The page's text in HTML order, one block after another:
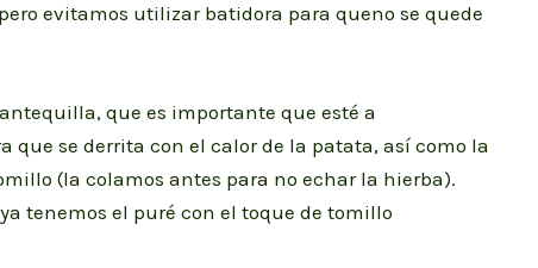
evitamos utilizar batidora para queno se quede
que es importante que esté a
que se derrita con el calor de la patata, así como la
(la colamos antes para no echar la hierba).
tenemos el puré con el toque de tomillo